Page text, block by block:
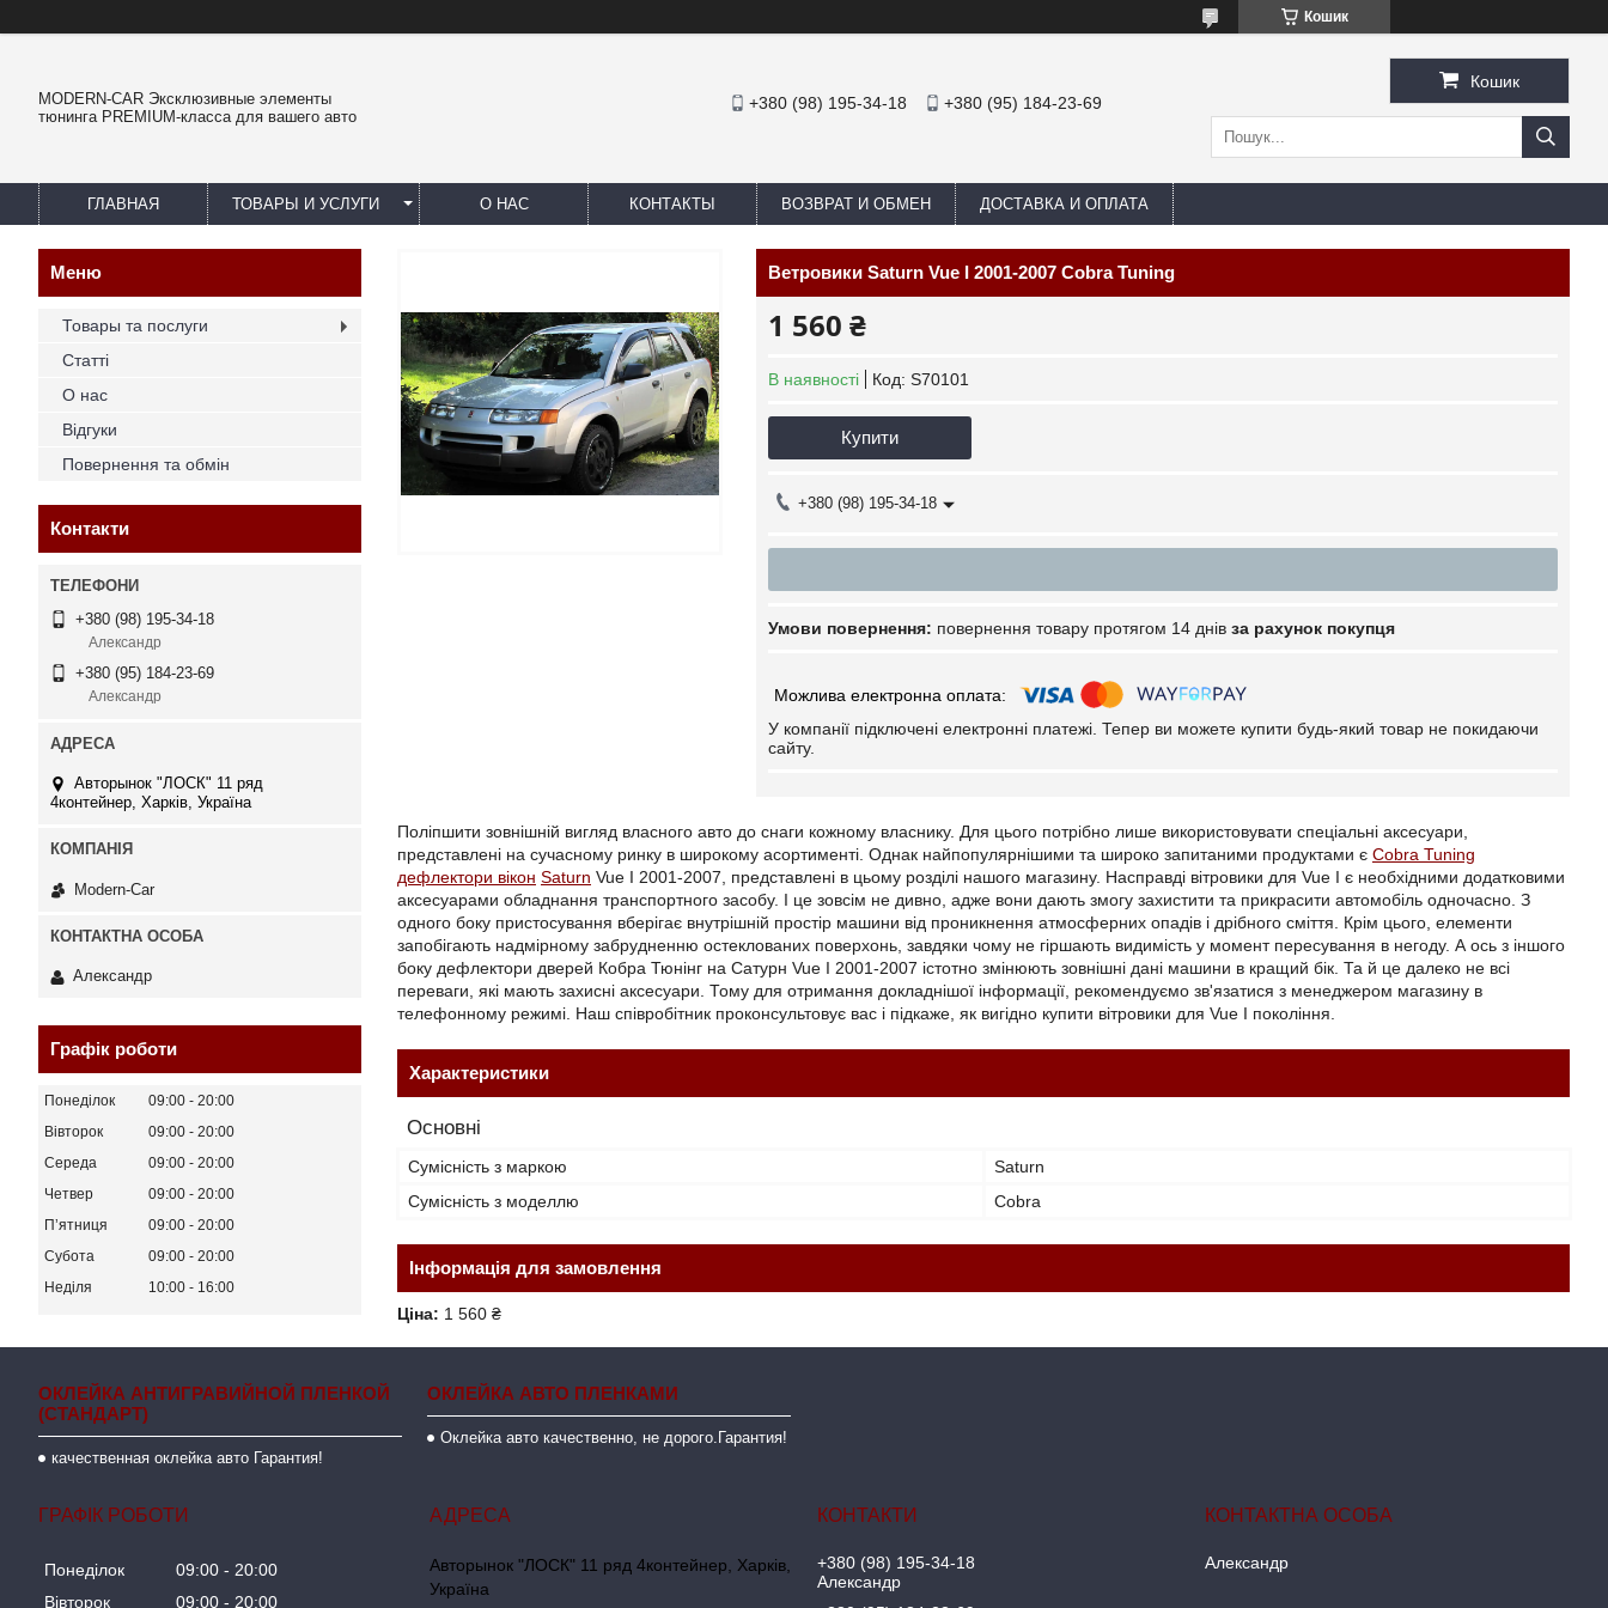
Кошик
MODERN-CAR Эксклюзивные элементы
тюнинга PREMIUM-класса для вашего авто
+380 (98) 195-34-18 +380 (95) 184-23-69
Кошик
ГЛАВНАЯ ТОВАРЫ И УСЛУГИ О НАС КОНТАКТЫ ВОЗВРАТ И ОБМЕН ДОСТАВКА И ОПЛАТА
Ветровики Saturn Vue I 2001-2007 Cobra Tuning
1 560 ₴
В наявності Код: S70101
Купити
+380 (98) 195-34-18
повернення товару протягом 14 днів за рахунок покупця
У компанії підключені електронні платежі. Тепер ви можете купити будь-який товар не покидаючи
сайту.
Поліпшити зовнішній вигляд власного авто до снаги кожному власнику. Для цього потрібно лише використовувати спеціальні аксесуари,
представлені на сучасному ринку в широкому асортименті. Однак найпопулярнішими та широко запитаними продуктами є Cobra Tuning
дефлектори вікон Saturn Vue I 2001-2007, представлені в цьому розділі нашого магазину. Насправді вітровики для Vue I є необхідними додатковими
аксесуарами обладнання транспортного засобу. І це зовсім не дивно, адже вони дають змогу захистити та прикрасити автомобіль одночасно. З
одного боку пристосування вберігає внутрішній простір машини від проникнення атмосферних опадів і дрібного сміття. Крім цього, елементи
запобігають надмірному забрудненню остеклованих поверхонь, завдяки чому не гіршають видимість у момент пересування в негоду. А ось з іншого
боку дефлектори дверей Кобра Тюнінг на Сатурн Vue I 2001-2007 істотно змінюють зовнішні дані машини в кращий бік. Та й це далеко не всі
переваги, які мають захисні аксесуари. Тому для отримання докладнішої інформації, рекомендуємо зв'язатися з менеджером магазину в
телефонному режимі. Наш співробітник проконсультовує вас і підкаже, як вигідно купити вітровики для Vue I покоління.
Характеристики
Основні
Сумісність з маркою
Saturn
Сумісність з моделлю
Cobra
Інформація для замовлення
Ціна: 1 560 ₴
Товары та послуги
Статті
О нас
Відгуки
Повернення та обмін
Контакти
+380 (98) 195-34-18
Александр
+380 (95) 184-23-69
Александр
Авторынок "ЛОСК" 11 ряд
4контейнер, Харків, Україна
Modern-Car
Александр
Графік роботи
Понеділок 09:00
20:00
Вівторок
09:00
20:00
Середа
09:00
20:00
Четвер
09:00
20:00
Пʼятниця
09:00
20:00
Субота
09:00
20:00
Неділя
10:00 16:00
ОКЛЕЙКА АНТИГРАВИЙНОЙ ПЛЕНКОЙ
(СТАНДАРТ)
качественная оклейка авто Гарантия!
ОКЛЕЙКА АВТО ПЛЕНКАМИ
Оклейка авто качественно, не дорого.Гарантия!
ГРАФІК РОБОТИ
Понеділок 09:00
20:00
Вівторок
09:00 20:00
Авторынок "ЛОСК" 11 ряд 4контейнер, Харків,
Україна
+380 (98) 195-34-18
Александр
Александр